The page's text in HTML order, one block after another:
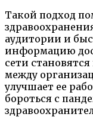
Такой подход
аудитории и
информацию
сети
между
улучшает ее
бороться с